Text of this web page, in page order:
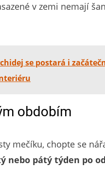
v zemi nemají
se postará i
obdobím
mečíku, chopte se
nebo pátý týden po